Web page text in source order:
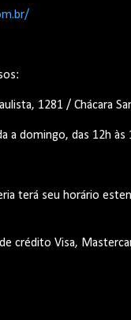
1281 / Chácara
a domingo, das 12h às
terá seu horário
crédito Visa,